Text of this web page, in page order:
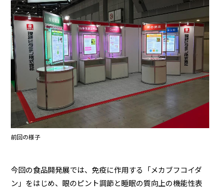
企業情報
EN
前回の様子
今回の食品開発展では、免疫に作用する「メカブフコイダ
ン」をはじめ、眼のピント調節と睡眠の質向上の機能性表